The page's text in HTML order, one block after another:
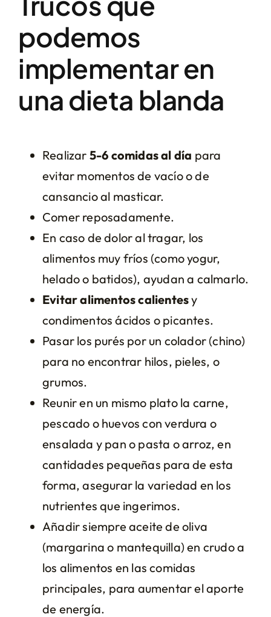
podemos
implementar en
una dieta blanda
Realizar 5-6 comidas al día para
evitar momentos de vacío o de
cansancio al masticar.
Comer reposadamente.
En caso de dolor al tragar, los
alimentos muy fríos (como yogur,
helado o batidos), ayudan a calmarlo.
Evitar alimentos calientesy
condimentos ácidos o picantes.
Pasar los purés por un colador (chino)
para no encontrar hilos, pieles, o
grumos.
Reunir en un mismo plato la carne,
pescado o huevos con verdura o
ensalada y pan o pasta o arroz, en
cantidades pequeñas para de esta
forma, asegurar la variedad en los
nutrientes que ingerimos.
Añadir siempre aceite de oliva
(margarina o mantequilla) en crudo a
los alimentos en las comidas
principales, para aumentar el aporte
de energía.